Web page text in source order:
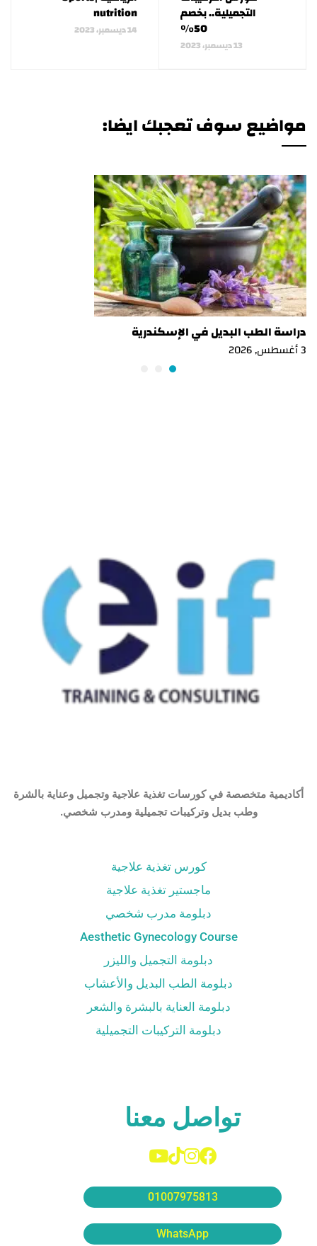
التجميلية.. بخصم
50%
13 ديسمبر، 2023
nutrition
14 ديسمبر، 2023
مواضيع سوف تعجبك ايضا:
دراسة الطب البديل في الإسكندرية
3 أغسطس, 2026
أكاديمية متخصصة في كورسات تغذية علاجية وتجميل وعناية بالشرة
وطب بديل وتركيبات تجميلية ومدرب شخصي.
كورس تغذية علاجية
ماجستير تغذية علاجية
دبلومة مدرب شخصي
Aesthetic Gynecology Course
دبلومة التجميل والليزر
دبلومة الطب البديل والأعشاب
دبلومة العناية بالبشرة والشعر
دبلومة التركيبات التجميلية
تواصل معنا
01007975813
WhatsApp